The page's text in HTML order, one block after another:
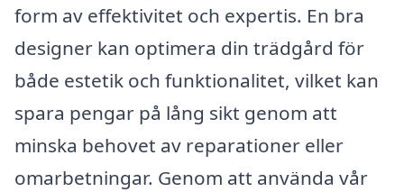
form av effektivitet och expertis. En bra
designer kan optimera din trädgård för
både estetik och funktionalitet, vilket kan
spara pengar på lång sikt genom att
minska behovet av reparationer eller
omarbetningar. Genom att använda vår